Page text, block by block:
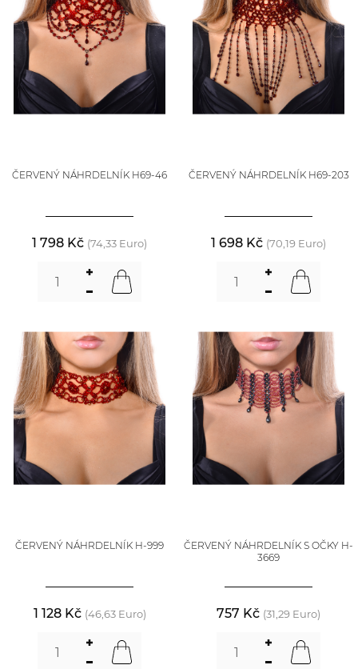
ČERVENÝ NÁHRDELNÍK H69-46
1 798 Kč (74,33 Euro)
ČERVENÝ NÁHRDELNÍK H69-203
1 698 Kč (70,19 Euro)
ČERVENÝ NÁHRDELNÍK H-999
1 128 Kč (46,63 Euro)
ČERVENÝ NÁHRDELNÍK S OČKY H-
3669
757 Kč (31,29 Euro)